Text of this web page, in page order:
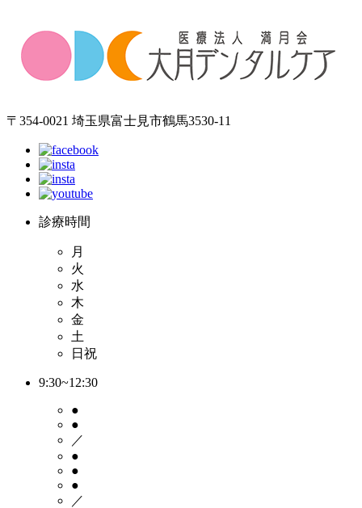
〒354-0021 埼玉県富士見市鶴馬3530-11
診療時間
月
火
水
木
金
土
日祝
9:30~12:30
●
●
／
●
●
●
／